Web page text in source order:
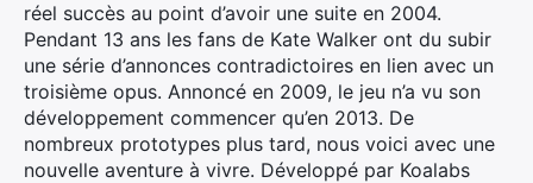
réel succès au point d’avoir une suite en 2004.
Pendant 13 ans les fans de Kate Walker ont du subir
une série d’annonces contradictoires en lien avec un
troisième opus. Annoncé en 2009, le jeu n’a vu son
développement commencer qu’en 2013. De
nombreux prototypes plus tard, nous voici avec une
nouvelle aventure à vivre. Développé par Koalabs